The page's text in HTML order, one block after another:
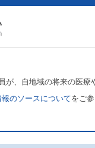
が、自地域の将来の医
報のソースについてをご